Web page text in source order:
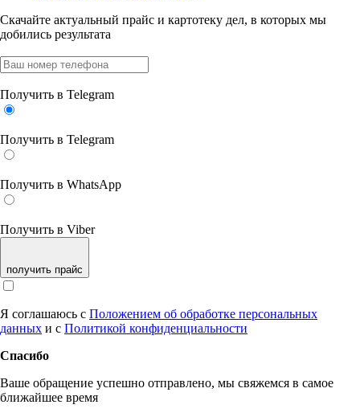
Скачайте актуальный прайс и картотеку дел, в которых мы
добились результата
Получить в Telegram
Получить в Telegram
Получить в WhatsApp
Получить в Viber
получить прайс
Я соглашаюсь с Положением об обработке персональных
данных и с Политикой конфиденциальности
Спасибо
Ваше обращение успешно отправлено, мы свяжемся в самое
ближайшее время